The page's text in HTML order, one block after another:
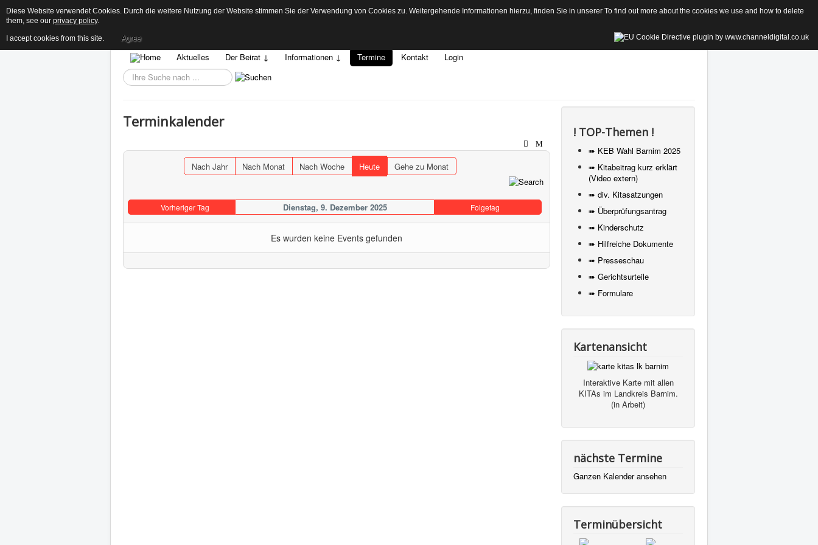
Aktuelles Der Beirat ↓ Informationen ↓ Termine Kontakt
Login
Suchen...
Terminkalender
Nach Jahr Nach Monat Nach Woche Heute Gehe zu Monat
Vorheriger Tag Dienstag, 9. Dezember 2025 Folgetag
Es wurden keine Events gefunden
! TOP-Themen !
➠ KEB Wahl Barnim 2025
➠ Kitabeitrag kurz erklärt
(Video extern)
➠ div. Kitasatzungen
➠ Überprüfungsantrag
➠ Kinderschutz
➠ Hilfreiche Dokumente
➠ Presseschau
➠ Gerichtsurteile
➠ Formulare
Kartenansicht
Interaktive Karte mit allen
KITAs im Landkreis Barnim.
(in Arbeit)
nächste Termine
Ganzen Kalender ansehen
Terminübersicht
Diese Website verwendet Cookies. Durch die weitere Nutzung der Website stimmen Sie der Verwendung von Cookies zu. Weitergehende Informationen hierzu, finden Sie in unserer To find out more about the cookies we use and how to delete
them, see our privacy policy.
I accept cookies from this site. Agree